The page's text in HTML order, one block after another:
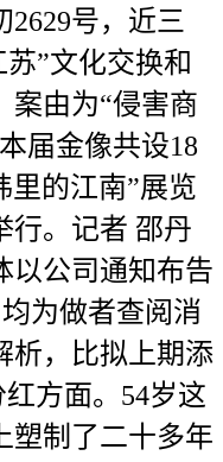
2629号，近三
”文化交换和
案由为“侵害商
届金像共设18
里的江南”展览
行。记者 邵丹
以公司通知布告
为做者查阅消
析，比拟上期添
方面。54岁这
塑制了二十多年